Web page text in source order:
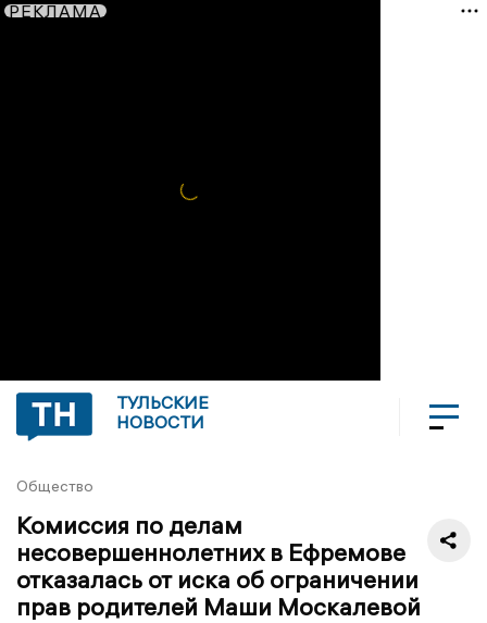
РЕКЛАМА
ТУЛЬСКИЕ
НОВОСТИ
Общество
Комиссия по делам
несовершеннолетних в Ефремове
отказалась от иска об ограничении
прав родителей Маши Москалевой